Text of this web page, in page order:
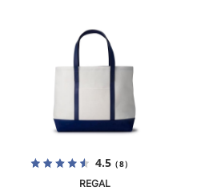
4.5（8）
REGAL